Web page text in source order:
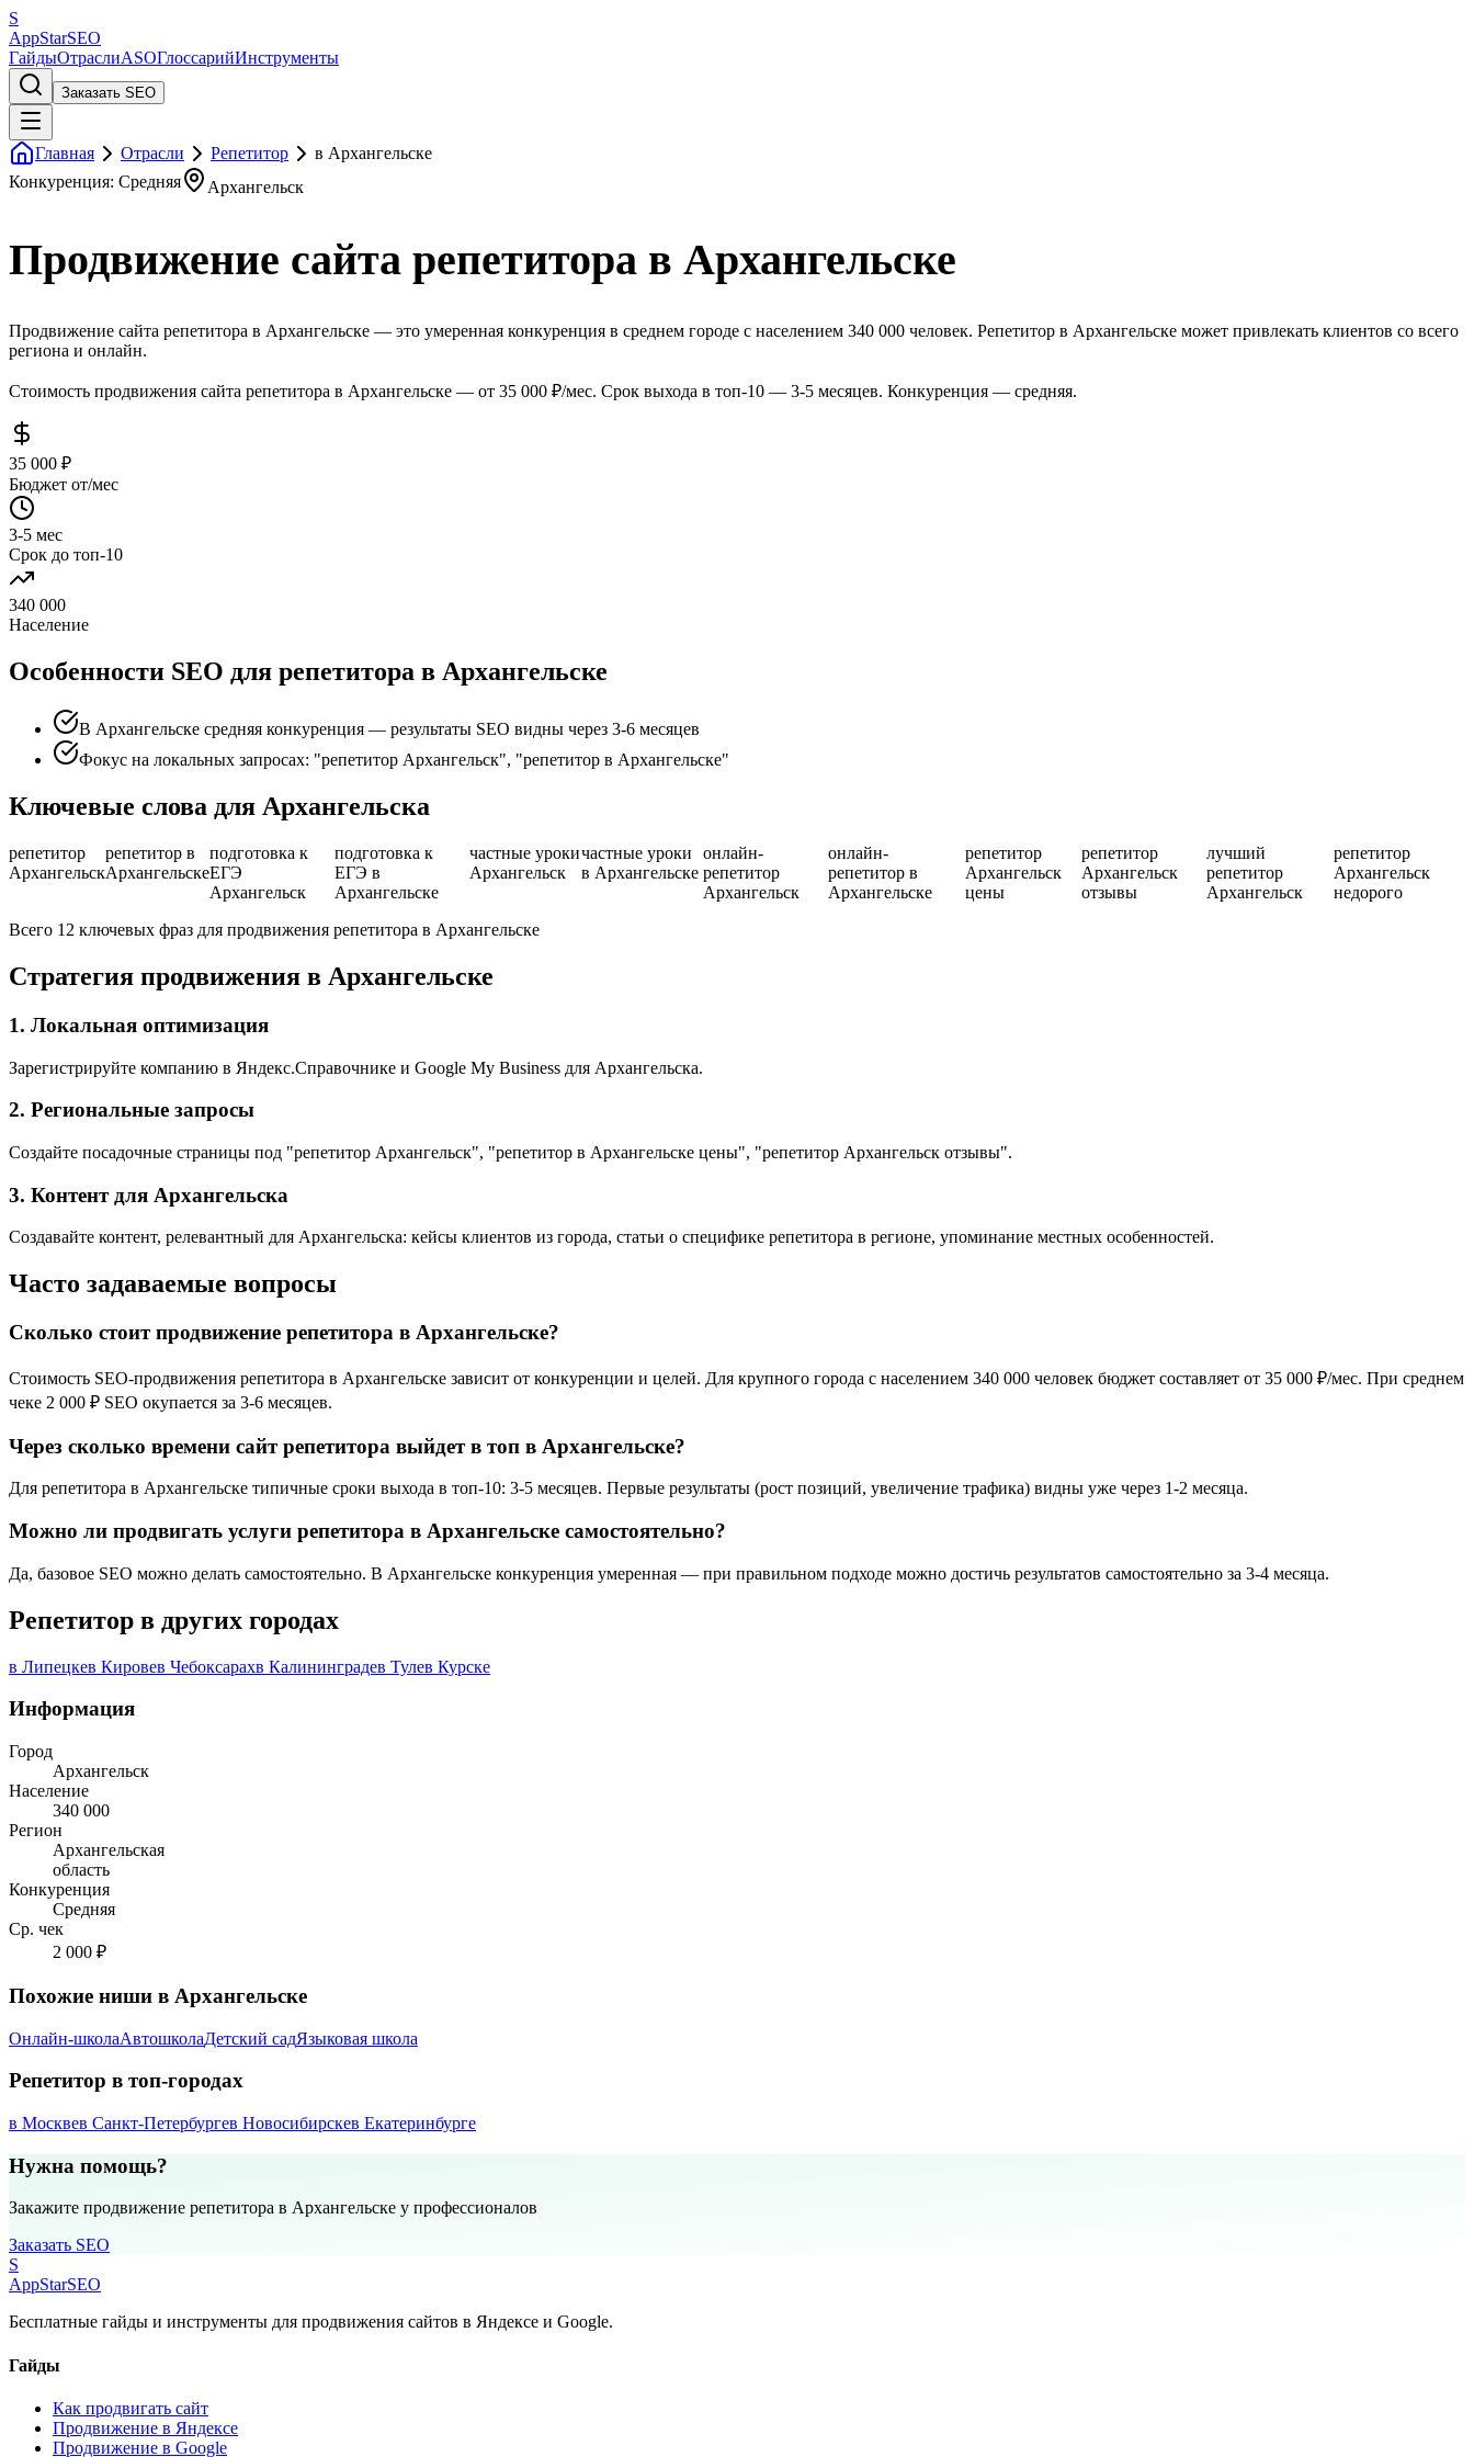
S
AppStarSEO
ГайдыОтраслиASOГлоссарийИнструменты
Заказать SEO
Главная Отрасли Репетитор
в Архангельске
Конкуренция: Средняя
Архангельск
Продвижение сайта репетитора в Архангельске
Продвижение сайта репетитора в Архангельске — это умеренная конкуренция в среднем городе с населением 340 000 человек. Репетитор в Архангельске может привлекать клиентов со всего
региона и онлайн.
Стоимость продвижения сайта репетитора в Архангельске — от 35 000 ₽/мес. Срок выхода в топ-10 — 3-5 месяцев. Конкуренция — средняя.
35 000 ₽
Бюджет от/мес
3-5 мес
Срок до топ-10
340 000
Население
Особенности SEO для репетитора в Архангельске
В Архангельске средняя конкуренция — результаты SEO видны через 3-6 месяцев
Фокус на локальных запросах: "репетитор Архангельск", "репетитор в Архангельске"
Ключевые слова для Архангельска
репетитор
Архангельск
репетитор в
Архангельске
подготовка к
ЕГЭ
Архангельск
подготовка к
ЕГЭ в
Архангельске
частные уроки
Архангельск
частные уроки
в Архангельске
онлайн-
репетитор
Архангельск
онлайн-
репетитор в
Архангельске
репетитор
Архангельск
цены
репетитор
Архангельск
отзывы
лучший
репетитор
Архангельск
репетитор
Архангельск
недорого
Всего 12 ключевых фраз для продвижения репетитора в Архангельске
Стратегия продвижения в Архангельске
1. Локальная оптимизация
Зарегистрируйте компанию в Яндекс.Справочнике и Google My Business для Архангельска.
2. Региональные запросы
Создайте посадочные страницы под "репетитор Архангельск", "репетитор в Архангельске цены", "репетитор Архангельск отзывы".
3. Контент для Архангельска
Создавайте контент, релевантный для Архангельска: кейсы клиентов из города, статьи о специфике репетитора в регионе, упоминание местных особенностей.
Часто задаваемые вопросы
Сколько стоит продвижение репетитора в Архангельске?
Стоимость SEO-продвижения репетитора в Архангельске зависит от конкуренции и целей. Для крупного города с населением 340 000 человек бюджет составляет от 35 000 ₽/мес. При среднем
чеке 2 000 ₽ SEO окупается за 3-6 месяцев.
Через сколько времени сайт репетитора выйдет в топ в Архангельске?
Для репетитора в Архангельске типичные сроки выхода в топ-10: 3-5 месяцев. Первые результаты (рост позиций, увеличение трафика) видны уже через 1-2 месяца.
Можно ли продвигать услуги репетитора в Архангельске самостоятельно?
Да, базовое SEO можно делать самостоятельно. В Архангельске конкуренция умеренная — при правильном подходе можно достичь результатов самостоятельно за 3-4 месяца.
Репетитор в других городах
в Липецкев Кировев Чебоксарахв Калининградев Тулев Курске
Информация
Город
Архангельск
Население
340 000
Регион
Архангельская
область
Конкуренция
Средняя
Ср. чек
2 000 ₽
Похожие ниши в Архангельске
Онлайн-школаАвтошколаДетский садЯзыковая школа
Репетитор в топ-городах
в Москвев Санкт-Петербургев Новосибирскев Екатеринбурге
Нужна помощь?
Закажите продвижение репетитора в Архангельске у профессионалов
Заказать SEO
S
AppStarSEO
Бесплатные гайды и инструменты для продвижения сайтов в Яндексе и Google.
Гайды
Как продвигать сайт
Продвижение в Яндексе
Продвижение в Google